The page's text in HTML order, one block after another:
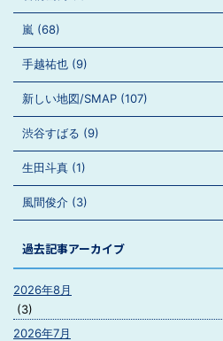
嵐 (68)
手越祐也 (9)
新しい地図/SMAP (107)
渋谷すばる (9)
生田斗真 (1)
風間俊介 (3)
過去記事アーカイブ
2026年8月
(3)
2026年7月